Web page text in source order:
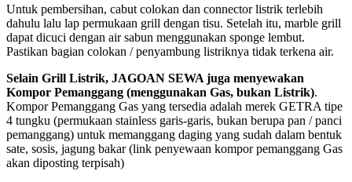
Untuk pembersihan, cabut colokan dan connector listrik terlebih
dahulu lalu lap permukaan grill dengan tisu. Setelah itu, marble grill
dapat dicuci dengan air sabun menggunakan sponge lembut.
Pastikan bagian colokan / penyambung listriknya tidak terkena air.
Selain Grill Listrik, JAGOAN SEWA juga menyewakan
Kompor Pemanggang (menggunakan Gas, bukan Listrik).
Kompor Pemanggang Gas yang tersedia adalah merek GETRA tipe
4 tungku (permukaan stainless garis-garis, bukan berupa pan / panci
pemanggang) untuk memanggang daging yang sudah dalam bentuk
sate, sosis, jagung bakar (link penyewaan kompor pemanggang Gas
akan diposting terpisah)